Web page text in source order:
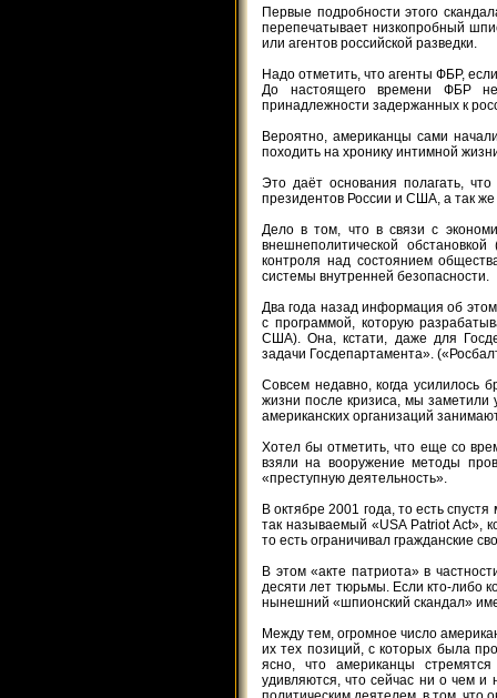
Первые подробности этого
перепечатывает низкопробный
или агентов российской разведки.
Надо отметить, что агенты ФБР,
До настоящего времени ФБР не
принадлежности задержанных к
Вероятно, американцы сами
походить на хронику интимной
Это даёт основания полагать,
президентов России и США, а так
Дело в том, что в связи с
внешнеполитической
контроля над состоянием
системы внутренней безопасности.
Два года назад информация об этом
с программой, которую
США). Она, кстати, даже для
задачи Госдепартамента».
Совсем недавно, когда усилилось
жизни после кризиса, мы
американских организаций
Хотел бы отметить, что еще со
взяли на вооружение методы
«преступную деятельность».
В октябре 2001 года, то есть
так называемый «USA Рatriot Act»,
то есть ограничивал гражданские
В этом «акте патриота» в
десяти лет тюрьмы. Если кто-либо
нынешний «шпионский скандал»
Между тем, огромное число
их тех позиций, с которых была
ясно, что американцы
удивляются, что сейчас ни о чем и